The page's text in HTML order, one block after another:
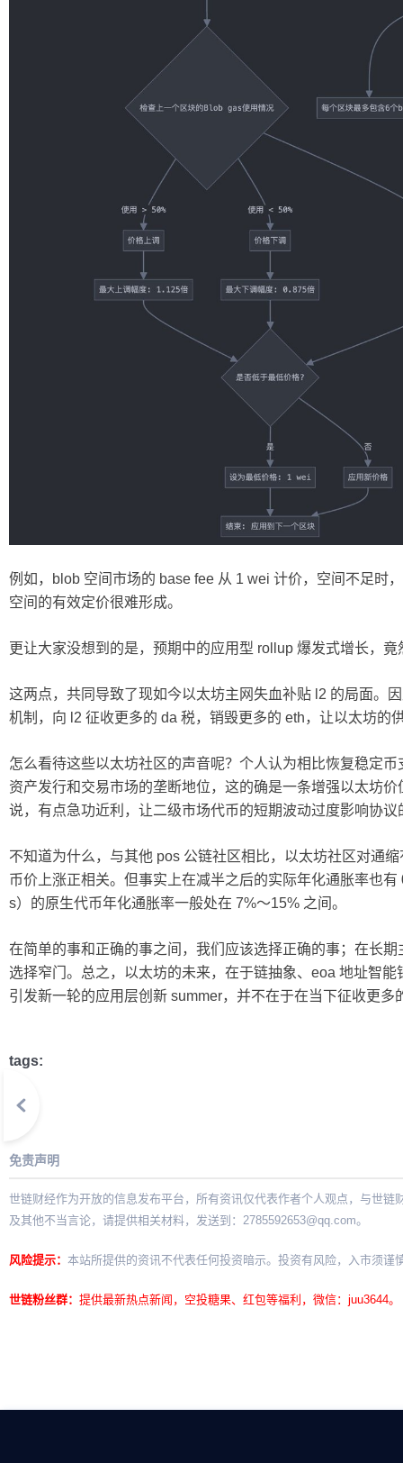
例如，blob 空间市场的 base fee 从 1 wei 计价，空间不足时
空间的有效定价很难形成。
更让大家没想到的是，预期中的应用型 rollup 爆发式增长，竟
这两点，共同导致了现如今以太坊主网失血补贴 l2 的局面。
机制，向 l2 征收更多的 da 税，销毁更多的 eth，让以太坊的
怎么看待这些以太坊社区的声音呢？个人认为相比恢复稳定
资产发行和交易市场的垄断地位，这的确是一条增强以太坊
说，有点急功近利，让二级市场代币的短期波动过度影响协
不知道为什么，与其他 pos 公链社区相比，以太坊社区对通
币价上涨正相关。但事实上在减半之后的实际年化通胀率也
s）的原生代币年化通胀率一般处在 7%～15% 之间。
在简单的事和正确的事之间，我们应该选择正确的事；在长
选择窄门。总之，以太坊的未来，在于链抽象、eoa 地址智
引发新一轮的应用层创新 summer，并不在于在当下征收更多
tags:
免责声明
世链财经作为开放的信息发布平台，所有资讯仅代表作者个人观点，与世
及其他不当言论，请提供相关材料，发送到： 2785592653@qq.com。
风险提示： 本站所提供的资讯不代表任何投资暗示。投资有风险，入市须谨
世链粉丝群： 提供最新热点新闻，空投糖果、红包等福利，微信：juu3644。